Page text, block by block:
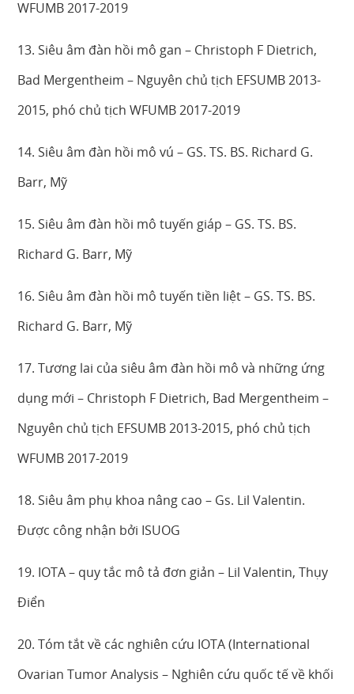
WFUMB 2017-2019
13. Siêu âm đàn hồi mô gan – Christoph F Dietrich,
Bad Mergentheim – Nguyên chủ tịch EFSUMB 2013-
2015, phó chủ tịch WFUMB 2017-2019
14. Siêu âm đàn hồi mô vú – GS. TS. BS. Richard G.
Barr, Mỹ
15. Siêu âm đàn hồi mô tuyến giáp – GS. TS. BS.
Richard G. Barr, Mỹ
16. Siêu âm đàn hồi mô tuyến tiền liệt – GS. TS. BS.
Richard G. Barr, Mỹ
17. Tương lai của siêu âm đàn hồi mô và những ứng
dụng mới – Christoph F Dietrich, Bad Mergentheim –
Nguyên chủ tịch EFSUMB 2013-2015, phó chủ tịch
WFUMB 2017-2019
18. Siêu âm phụ khoa nâng cao – Gs. Lil Valentin.
Được công nhận bởi ISUOG
19. IOTA – quy tắc mô tả đơn giản – Lil Valentin, Thụy
Điển
20. Tóm tắt về các nghiên cứu IOTA (International
Ovarian Tumor Analysis – Nghiên cứu quốc tế về khối